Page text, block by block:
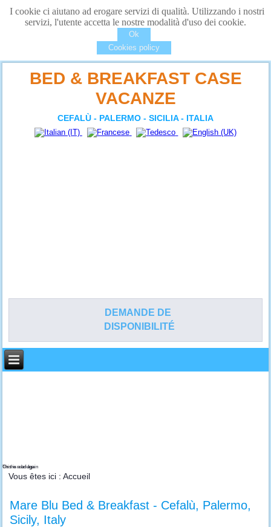
I cookie ci aiutano ad erogare servizi di qualità. Utilizzando i nostri
servizi, l'utente accetta le nostre modalità d'uso dei cookie.
Ok
Cookies policy
BED & BREAKFAST CASE
VACANZE
CEFALÙ - PALERMO - SICILIA - ITALIA
DEMANDE DE
DISPONIBILITÉ
On the road again
This is a bridge
Vous êtes ici :Accueil
Mare Blu Bed & Breakfast - Cefalù, Palermo,
Sicily, Italy